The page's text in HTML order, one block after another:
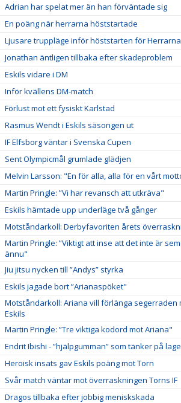
Adrian har spelat mer än han förväntade sig
En poäng när herrarna höststartade
Ljusare truppläge inför höststarten för Herrarna
Jonathan äntligen tillbaka efter skadeproblem
Eskils vidare i DM
Inför kvällens DM-match
Förlust mot ett fysiskt Karlstad
Rasmus Wendt i Eskils säsongen ut
IF Elfsborg väntar i Svenska Cupen
Sent Olympicmål grumlade glädjen
Melvin Larsson: "En för alla, alla för en vårt
Martin Pringle: ”Vi har revansch att utkräva"
Eskils hämtade upp underläge två gånger
Motståndarkoll: Derbyfavoriten årets
Martin Pringle: ”Viktigt att inse att det inte är
ännu"
Jiu jitsu nycken till ”Andys” styrka
Eskils jagade bort ”Arianaspöket"
Motståndarkoll: Ariana vill förlänga segerraden
Eskils
Martin Pringle: ”Tre viktiga kodord mot Ariana"
Endrit Ibishi - ”hjälpgumman” som tänker på
Heroisk insats gav Eskils poäng mot Torn
Svår match väntar mot överraskningen Torns IF
Dragos tillbaka efter jobbig meniskskada